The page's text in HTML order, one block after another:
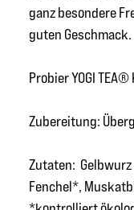
ganz besondere
guten
Probier YOGI
Zubereitung:
Zutaten:
Fenchel*,